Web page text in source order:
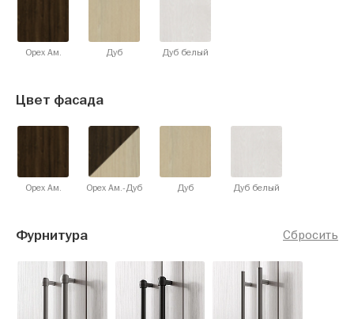
Орех Ам. Дуб Дуб белый
Цвет фасада
Орех Ам. Орех Ам.-Дуб Дуб Дуб белый
Сбросить
Фурнитура